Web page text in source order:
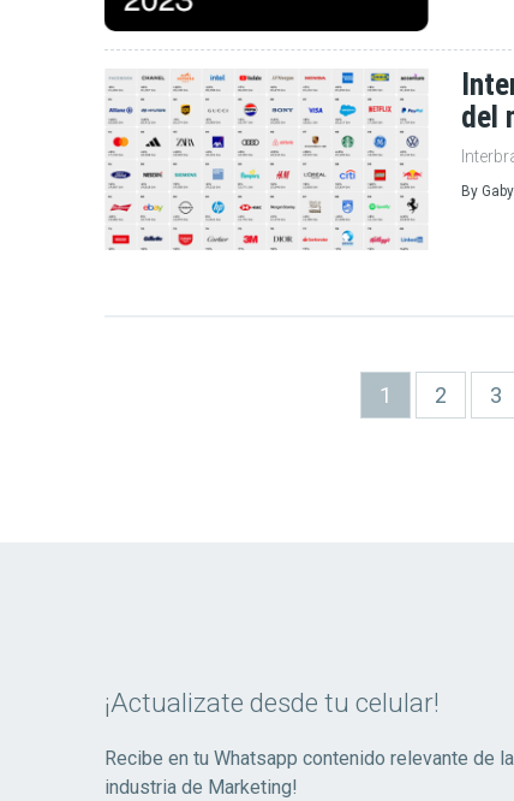
del
By Gaby
Página
1 Page
2 3
¡Actualizate desde tu celular!
Recibe en tu Whatsapp contenido relevante de la
industria de Marketing!